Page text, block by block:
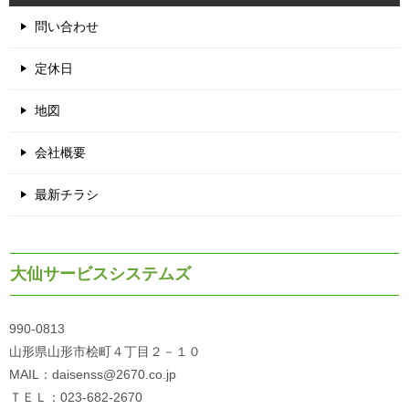
問い合わせ
定休日
地図
会社概要
最新チラシ
大仙サービスシステムズ
990-0813
山形県山形市桧町４丁目２－１０
MAIL：daisenss@2670.co.jp
ＴＥＬ：023-682-2670